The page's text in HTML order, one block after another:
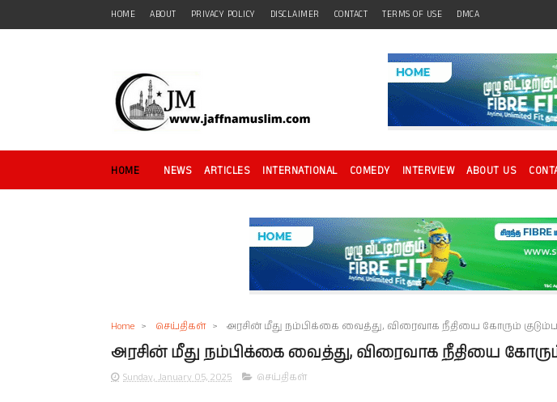
HOME ABOUT PRIVACY POLICY DISCLAIMER CONTACT TERMS OF USE DMCA
HOME NEWS ARTICLES INTERNATIONAL COMEDY INTERVIEW ABOUT US
Home > செய்திகள் > அரசின் மீது நம்பிக்கை வைத்து, விரைவாக நீதியை கோரும்
அரசின் மீது நம்பிக்கை வைத்து, விரைவாக நீதியை கோரும்
Sunday, January 05, 2025 செய்திகள்